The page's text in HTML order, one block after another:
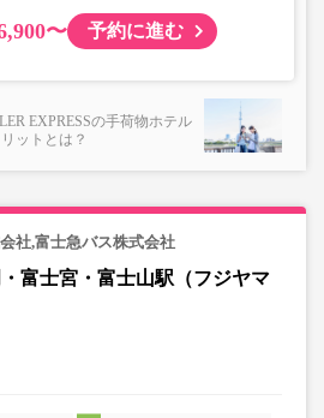
〜 予約に進む
EXPRESSの手荷物ホテル
ットとは？
社,富士急バス株式会社
富士宮・富士山駅（フジヤマ